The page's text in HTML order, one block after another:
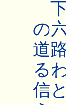
下
の
道
る
信